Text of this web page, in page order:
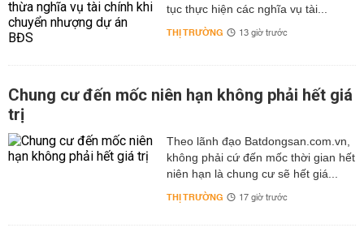
tục thực hiện các nghĩa vụ tài...
THỊ TRƯỜNG 13 giờ trước
Chung cư đến mốc niên hạn không phải hết giá
trị
Theo lãnh đạo Batdongsan.com.vn,
không phải cứ đến mốc thời gian hết
niên hạn là chung cư sẽ hết giá...
THỊ TRƯỜNG 17 giờ trước